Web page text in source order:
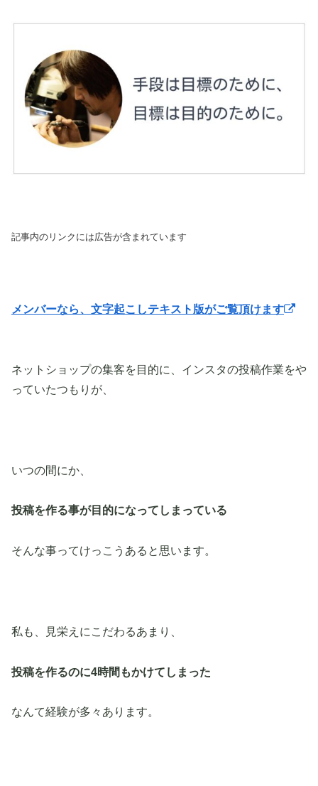
記事内のリンクには広告が含まれています
メンバーなら、文字起こしテキスト版がご覧頂けます
ネットショップの集客を目的に、インスタの投稿作業をや
っていたつもりが、
いつの間にか、
投稿を作る事が目的になってしまっている
そんな事ってけっこうあると思います。
私も、見栄えにこだわるあまり、
投稿を作るのに4時間もかけてしまった
なんて経験が多々あります。